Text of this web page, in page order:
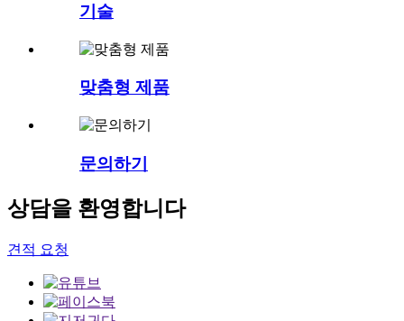
기술
맞춤형 제품
문의하기
상담을 환영합니다
견적 요청